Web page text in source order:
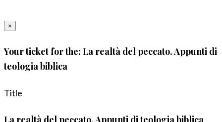
×
Your ticket for the: La realtà del peccato. Appunti di
teologia biblica
Title
La realtà del peccato. Appunti di teologia biblica